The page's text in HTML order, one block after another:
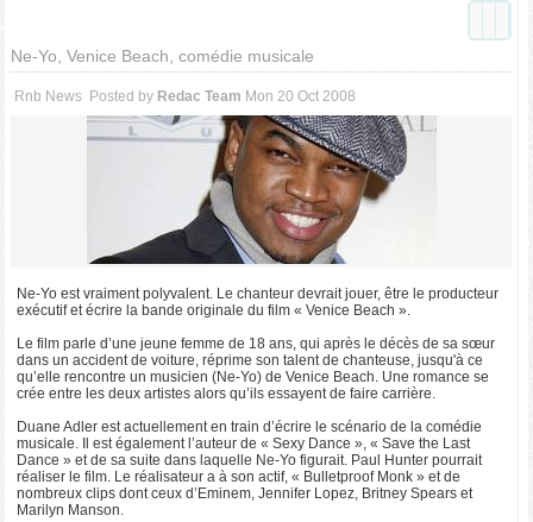
Ne-Yo, Venice Beach, comédie musicale
Rnb News Posted by Redac Team Mon 20 Oct 2008
Ne-Yo est vraiment polyvalent. Le chanteur devrait jouer, être le producteur
exécutif et écrire la bande originale du film « Venice Beach ».
Le film parle d’une jeune femme de 18 ans, qui après le décès de sa sœur
dans un accident de voiture, réprime son talent de chanteuse, jusqu'à ce
qu’elle rencontre un musicien (Ne-Yo) de Venice Beach. Une romance se
crée entre les deux artistes alors qu’ils essayent de faire carrière.
Duane Adler est actuellement en train d’écrire le scénario de la comédie
musicale. Il est également l’auteur de « Sexy Dance », « Save the Last
Dance » et de sa suite dans laquelle Ne-Yo figurait. Paul Hunter pourrait
réaliser le film. Le réalisateur a à son actif, « Bulletproof Monk » et de
nombreux clips dont ceux d’Eminem, Jennifer Lopez, Britney Spears et
Marilyn Manson.